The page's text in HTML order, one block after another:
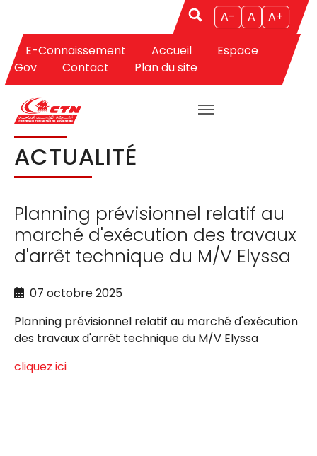
Aller au contenu principal
A- A A+
E-Connaissement Accueil
Espace
Gov
Contact Plan du site
Vous êtes ici:
CTN Actualités Actualité
ACTUALITÉ
Planning prévisionnel relatif au
marché d'exécution des travaux
d'arrêt technique du M/V Elyssa
07 octobre 2025
Planning prévisionnel relatif au marché d'exécution
des travaux d'arrêt technique du M/V Elyssa
cliquez ici